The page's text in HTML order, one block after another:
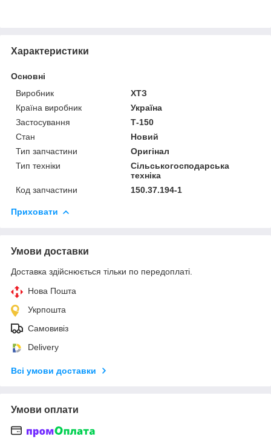
Характеристики
Основні
Виробник
ХТЗ
Країна виробник
Україна
Застосування
Т-150
Стан
Новий
Тип запчастини
Оригінал
Тип техніки
Сільськогосподарська
техніка
Код запчастини
150.37.194-1
Приховати
Умови доставки
Доставка здійснюється тільки по передоплаті.
Нова Пошта
Укрпошта
Самовивіз
Delivery
Всі умови доставки
Умови оплати